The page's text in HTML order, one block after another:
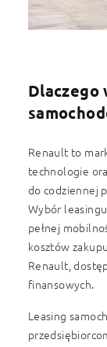
Dlaczego
Renault to
technologie
do codziennej
Wybór
pełnej
kosztów
Renault,
finansowych.
Leasing